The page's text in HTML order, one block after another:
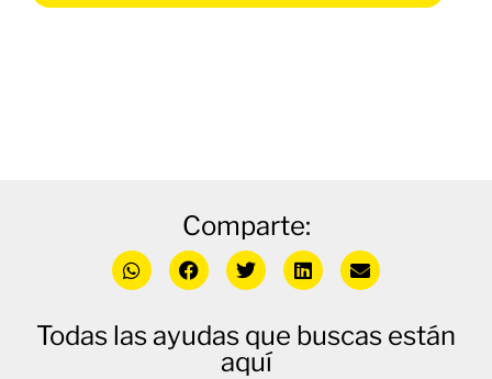
Comparte:
Todas las ayudas que buscas están
aquí